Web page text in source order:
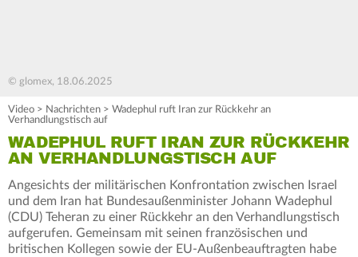
© glomex, 18.06.2025
Video > Nachrichten > Wadephul ruft Iran zur Rückkehr an
Verhandlungstisch auf
WADEPHUL RUFT IRAN ZUR RÜCKKEHR
AN VERHANDLUNGSTISCH AUF
Angesichts der militärischen Konfrontation zwischen Israel
und dem Iran hat Bundesaußenminister Johann Wadephul
(CDU) Teheran zu einer Rückkehr an den Verhandlungstisch
aufgerufen. Gemeinsam mit seinen französischen und
britischen Kollegen sowie der EU-Außenbeauftragten habe